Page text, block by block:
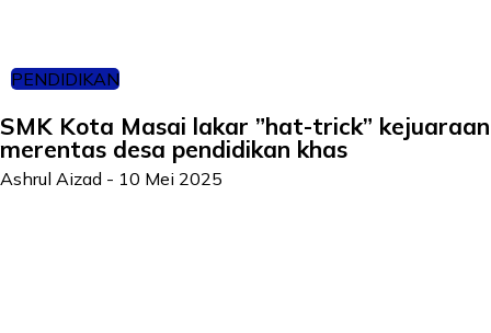
PENDIDIKAN
SMK Kota Masai lakar ”hat-trick” kejuaraan
merentas desa pendidikan khas
Ashrul Aizad - 10 Mei 2025